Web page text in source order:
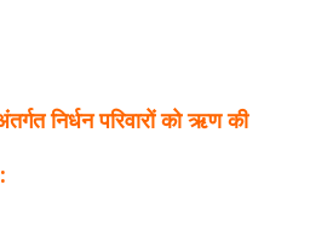
निर्धन परिवारों को ऋण की